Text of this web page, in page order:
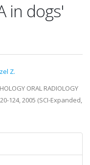
in dogs'
Z.
ORAL RADIOLOGY
124, 2005 (SCI-Expanded,